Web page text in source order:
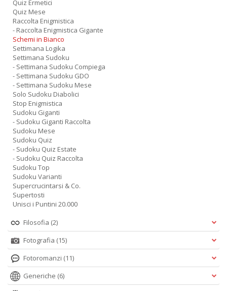
Quiz Ermetici
Quiz Mese
Raccolta Enigmistica
- Raccolta Enigmistica Gigante
Schemi in Bianco
Settimana Logika
Settimana Sudoku
- Settimana Sudoku Compiega
- Settimana Sudoku GDO
- Settimana Sudoku Mese
Solo Sudoku Diabolici
Stop Enigmistica
Sudoku Giganti
- Sudoku Giganti Raccolta
Sudoku Mese
Sudoku Quiz
- Sudoku Quiz Estate
- Sudoku Quiz Raccolta
Sudoku Top
Sudoku Varianti
Supercrucintarsi & Co.
Supertosti
Unisci i Puntini 20.000
Filosofia (2)
Fotografia (15)
Fotoromanzi (11)
Generiche (6)